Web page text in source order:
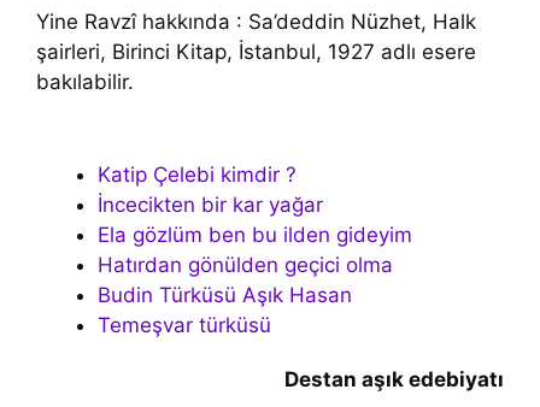
Yine Ravzî hakkında : Sa’deddin Nüzhet, Halk
şairleri, Birinci Kitap, İstanbul, 1927 adlı esere
bakılabilir.
Katip Çelebi kimdir ?
İncecikten bir kar yağar
Ela gözlüm ben bu ilden gideyim
Hatırdan gönülden geçici olma
Budin Türküsü Aşık Hasan
Temeşvar türküsü
Destan aşık edebiyatı